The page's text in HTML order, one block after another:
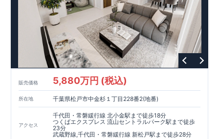
販売価格 5,880万円 (税込)
所在地 千葉県松戸市中金杉１丁目228番2(地番)
アクセス
千代田・常磐緩行線 北小金駅まで徒歩18分
つくばエクスプレス 流山セントラルパーク駅まで徒歩
23分
武蔵野線,千代田・常磐緩行線 新松戸駅まで徒歩28分